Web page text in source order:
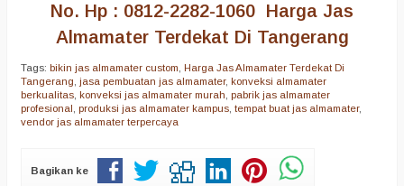
No. Hp : 0812-2282-1060 Harga Jas
Almamater Terdekat Di Tangerang
Tags: bikin jas almamater custom Harga Jas Almamater Terdekat Di
Tangerang jasa pembuatan jas almamater, konveksi almamater
berkualitas konveksi jas almamater murah pabrik jas almamater
profesional produksi jas almamater kampus tempat buat jas almamater,
vendor jas almamater terpercaya
Bagikan ke